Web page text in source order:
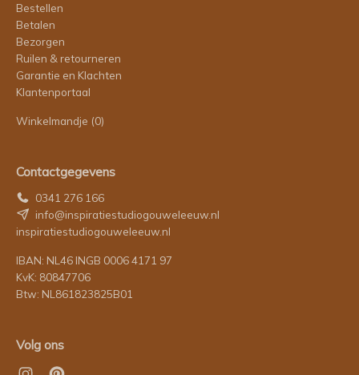
Bestellen
Betalen
Bezorgen
Ruilen & retourneren
Garantie en Klachten
Klantenportaal
Winkelmandje (0)
Contactgegevens
0341 276 166
info@inspiratiestudiogouweleeuw.nl
inspiratiestudiogouweleeuw.nl
IBAN: NL46 INGB 0006 4171 97
KvK: 80847706
Btw: NL861823825B01
Volg ons